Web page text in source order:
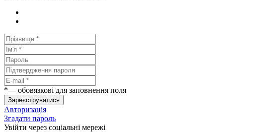
*— обовязкові для заповнення поля
Зареєструватися
Авторизація
Згадати пароль
Увійти через соціальні мережі